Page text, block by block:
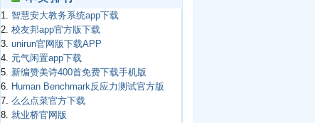
1. 智慧安大教务系统app下载
2. 校友邦app官方版下载
3. unirun官网版下载APP
4.
元气闲置app下载
5.
新编赞美诗400首免费下载手机版
6.
Human Benchmark反应力测试官方版
7. 么么点菜官方下载
8.
就业桥官网版